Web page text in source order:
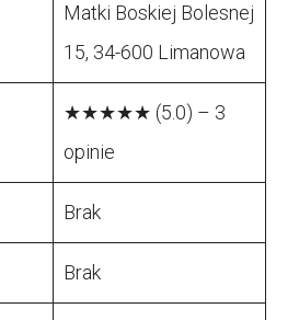
Matki Boskiej Bolesnej
15, 34-600 Limanowa
★★★★★ (5.0) – 3
opinie
Brak
Brak